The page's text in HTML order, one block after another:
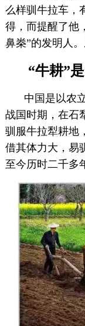
么样驯牛拉车，
得，而提醒了他
鼻桊”的发明人
“牛耕”
中国是以农
战国时期，在石
驯服牛拉犁耕地
借其体力大，易
至今历时二千多